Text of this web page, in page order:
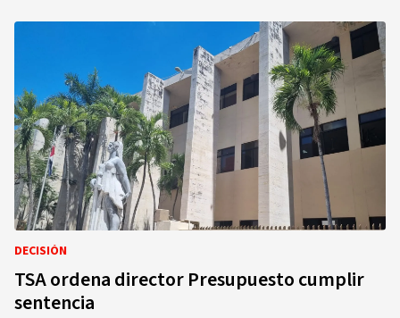
DECISIÓN
TSA ordena director Presupuesto cumplir
sentencia